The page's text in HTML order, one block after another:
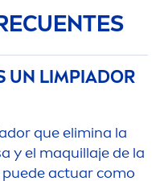
UN LIMPIADOR
que elimina la
y el maquillaje de la
actuar como